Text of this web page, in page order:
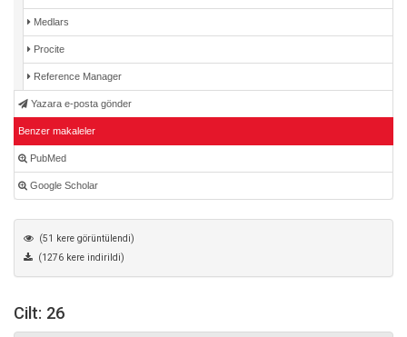
Medlars
Procite
Reference Manager
Yazara e-posta gönder
Benzer makaleler
PubMed
Google Scholar
(51 kere görüntülendi)
(1276 kere indirildi)
Cilt: 26